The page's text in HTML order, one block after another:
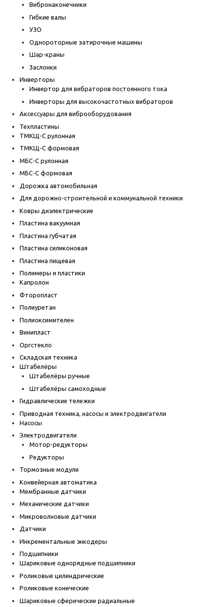
Вибронаконечники
Гибкие валы
УЗО
Однороторные затирочные машины
Шар-краны
Заслонки
Инверторы
Инвертор для вибраторов постоянного тока
Инверторы для высокочастотных вибраторов
Аксессуары для виброоборудования
Техпластины
ТМКЩ-С рулонная
ТМКЩ-С формовая
МБС-С рулонная
МБС-С формовая
Дорожка автомобильная
Для дорожно-строительной и коммунальной техники
Ковры диэлектрические
Пластина вакуумная
Пластина губчатая
Пластина силиконовая
Пластина пищевая
Полимеры и пластики
Капролон
Фторопласт
Полиуретан
Полиоксимителен
Винипласт
Оргстекло
Складская техника
Штабелёры
Штабелёры ручные
Штабелёры самоходные
Гидравлические тележки
Приводная техника, насосы и электродвигатели
Насосы
Электродвигатели
Мотор-редукторы
Редукторы
Тормозные модули
Конвейерная автоматика
Мембранные датчики
Механические датчики
Микроволновые датчики
Датчики
Инкрементальные энкодеры
Подшипники
Шариковые однорядные подшипники
Роликовые цилиндрические
Роликовые конические
Шариковые сферические радиальные